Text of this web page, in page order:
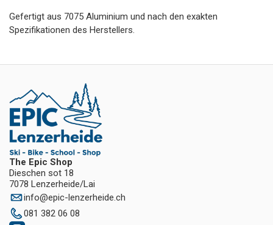
Gefertigt aus 7075 Aluminium und nach den exakten
Spezifikationen des Herstellers.
The Epic Shop
Dieschen sot 18
7078 Lenzerheide/Lai
info@epic-lenzerheide.ch
081 382 06 08